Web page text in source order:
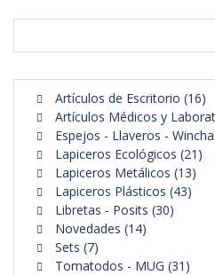
Artículos de Escritorio 1616
Artículos Médicos y
Espejos - Llaveros -
Lapiceros Ecológicos 21 21
Lapiceros Metálicos 1313
Lapiceros Plásticos 4343
Libretas - Posits 3030
Novedades 1414
Sets 77
productos
Tomatodos - MUG 31 31